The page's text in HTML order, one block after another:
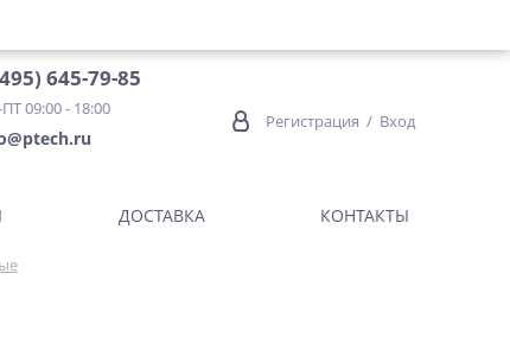
645-79-85
09:00 - 18:00
Регистрация / Вход
ДОСТАВКА КОНТАКТЫ